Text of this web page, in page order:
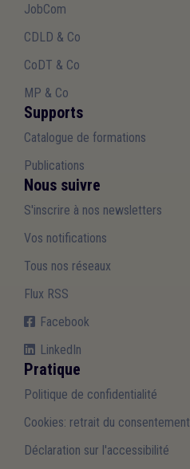
JobCom
CDLD & Co
CoDT & Co
MP & Co
Supports
Catalogue de formations
Publications
Nous suivre
S'inscrire à nos newsletters
Vos notifications
Tous nos réseaux
Flux RSS
Facebook
LinkedIn
Pratique
Politique de confidentialité
Cookies: retrait du consentement
Déclaration sur l'accessibilité